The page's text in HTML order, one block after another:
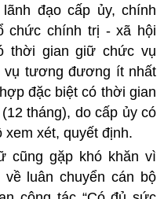
đạo cấp ủy, chính
chức chính trị - xã hội
thời gian giữ chức vụ
vụ tương đương ít nhất
đặc biệt có thời gian
tháng), do cấp ủy có
xem xét, quyết định.
cũng gặp khó khăn vì
luân chuyển cán bộ